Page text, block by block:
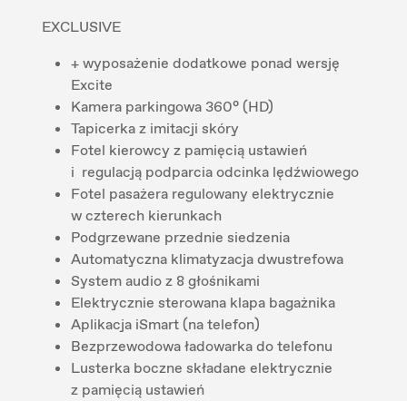
EXCLUSIVE
+ wyposażenie dodatkowe ponad wersję
Excite
Kamera parkingowa 360° (HD)
Tapicerka z imitacji skóry
Fotel kierowcy z pamięcią ustawień
i regulacją podparcia odcinka lędźwiowego
Fotel pasażera regulowany elektrycznie
w czterech kierunkach
Podgrzewane przednie siedzenia
Automatyczna klimatyzacja dwustrefowa
System audio z 8 głośnikami
Elektrycznie sterowana klapa bagażnika
Aplikacja iSmart (na telefon)
Bezprzewodowa ładowarka do telefonu
Lusterka boczne składane elektrycznie
z pamięcią ustawień